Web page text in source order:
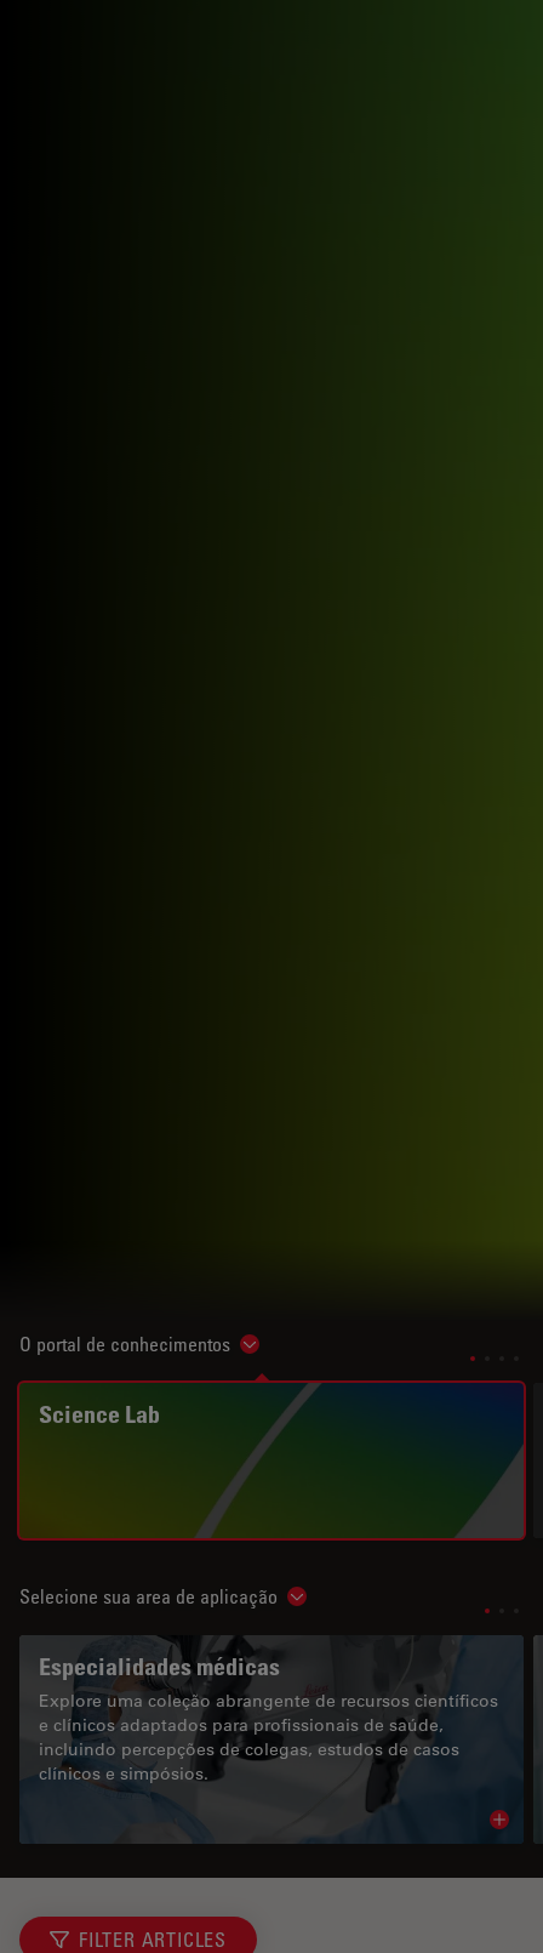
O portal de conhecimentos Show subnavigation
Science Lab
Selecione sua area de aplicação Show subnavigation
Especialidades médicas
Explore uma coleção abrangente de recursos científicos
e clínicos adaptados para profissionais de saúde,
incluindo percepções de colegas, estudos de casos
clínicos e simpósios.
FILTER ARTICLES